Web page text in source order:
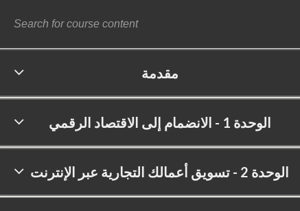
مقدمة
الوحدة 1 - الانضمام إلى الاقتصاد الرقمي
الوحدة 2 -‏ تسويق أعمالك التجارية عبر الإنترنت